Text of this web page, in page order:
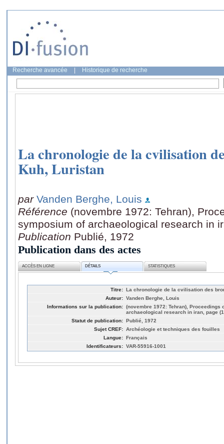
Recherche avancée Historique de recherche
La chronologie de la cvilisation
Kuh, Luristan
par Vanden Berghe, Louis
Référence (novembre 1972: Tehran),
symposium of archaeological research in
Publication Publié, 1972
Publication dans des actes
ACCÈS EN LIGNE DÉTAILS STATISTIQUES
Titre: La chronologie de la cvilisation des
Auteur: Vanden Berghe, Louis
Informations sur la publication: (novembre 1972: Tehran), Proceedings
archaeological research in iran, page
Statut de publication: Publié, 1972
Sujet CREF: Archéologie et techniques des fouilles
Langue: Français
Identificateurs: VAR-55916-1001